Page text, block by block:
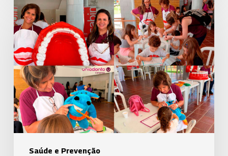
Saúde e Prevenção
ASP
da
Uniodonto
Campinas
participa
da
ação
educativa
em
parceria
com